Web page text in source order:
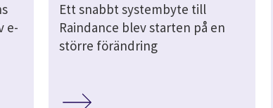
e-
Ett snabbt systembyte till
Raindance blev starten på en
större förändring